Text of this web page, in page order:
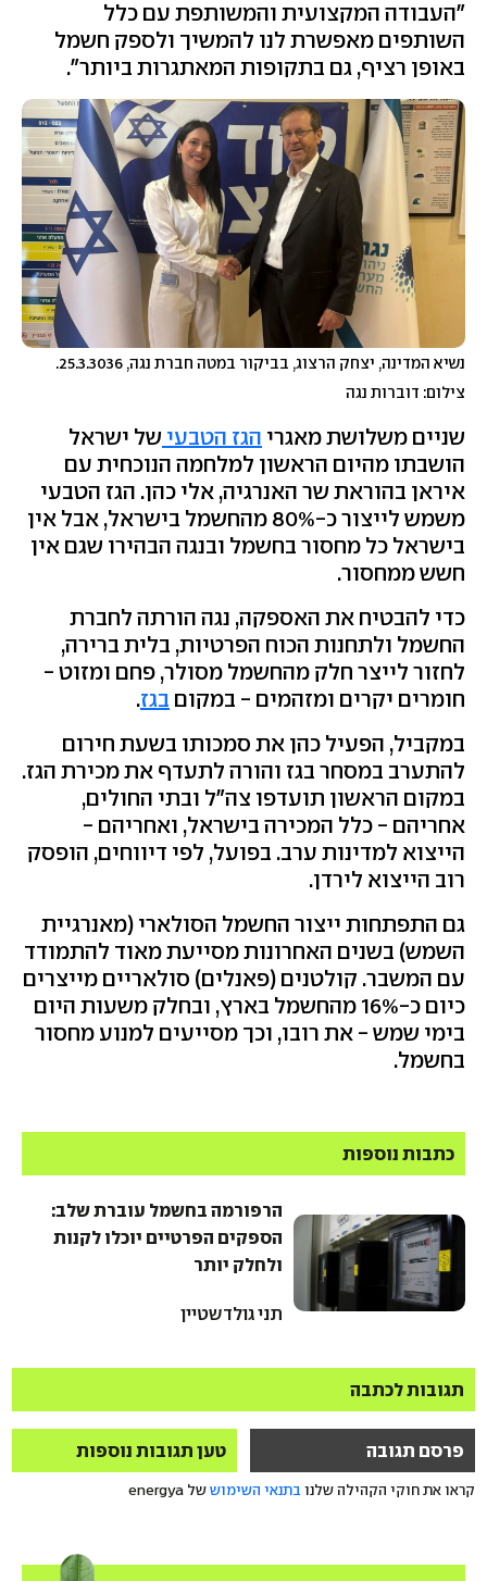
"העבודה המקצועית והמשותפת עם כלל
השותפים מאפשרת לנו להמשיך ולספק חשמל
באופן רציף, גם בתקופות המאתגרות ביותר".
נשיא המדינה, יצחק הרצוג, בביקור במטה חברת נגה, 25.3.3036.
צילום: דוברות נגה
שניים משלושת מאגרי הגז הטבעישל ישראל
הושבתו מהיום הראשון למלחמה הנוכחית עם
איראן בהוראת שר האנרגיה, אלי כהן. הגז הטבעי
משמש לייצור כ-80% מהחשמל בישראל, אבל אין
בישראל כל מחסור בחשמל ובנגה הבהירו שגם אין
חשש ממחסור.
כדי להבטיח את האספקה, נגה הורתה לחברת
החשמל ולתחנות הכוח הפרטיות, בלית ברירה,
לחזור לייצר חלק מהחשמל מסולר, פחם ומזוט -
חומרים יקרים ומזהמים - במקום בגז.
במקביל, הפעיל כהן את סמכותו בשעת חירום
להתערב במסחר בגז והורה לתעדף את מכירת הגז.
במקום הראשון תועדפו צה"ל ובתי החולים,
אחריהם - כלל המכירה בישראל, ואחריהם -
הייצוא למדינות ערב. בפועל, לפי דיווחים, הופסק
רוב הייצוא לירדן.
גם התפתחות ייצור החשמל הסולארי (מאנרגיית
השמש) בשנים האחרונות מסייעת מאוד להתמודד
עם המשבר. קולטנים (פאנלים) סולאריים מייצרים
כיום כ-16% מהחשמל בארץ, ובחלק משעות היום
בימי שמש - את רובו, וכך מסייעים למנוע מחסור
בחשמל.
כתבות נוספות
הרפורמה בחשמל עוברת שלב:
הספקים הפרטיים יוכלו לקנות
ולחלק יותר
תני גולדשטיין
תגובות לכתבה
פרסם תגובה טען תגובות נוספות
קראו את חוקי הקהילה שלנו בתנאי השימוששל energya